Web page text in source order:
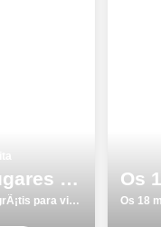
Dicas 7 lugares grÃ¡tis para visitar em Torres Vedras
Dicas 7 lugares grÃ¡tis para visitar em Torres Vedras